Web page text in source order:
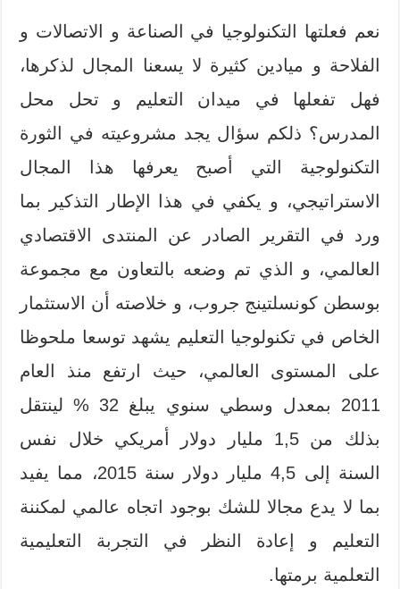
نعم فعلتها التكنولوجيا في الصناعة و الاتصالات و
الفلاحة و ميادين كثيرة لا يسعنا المجال لذكرها،
فهل تفعلها في ميدان التعليم و تحل محل
المدرس؟ ذلكم سؤال يجد مشروعيته في الثورة
التكنولوجية التي أصبح يعرفها هذا المجال
الاستراتيجي، و يكفي في هذا الإطار التذكير بما
ورد في التقرير الصادر عن المنتدى الاقتصادي
العالمي، و الذي تم وضعه بالتعاون مع مجموعة
بوسطن كونسلتينج جروب، و خلاصته أن الاستثمار
الخاص في تكنولوجيا التعليم يشهد توسعا ملحوظا
على المستوى العالمي، حيث ارتفع منذ العام
2011 بمعدل وسطي سنوي يبلغ 32 % لينتقل
بذلك من 1,5 مليار دولار أمريكي خلال نفس
السنة إلى 4,5 مليار دولار سنة 2015، مما يفيد
بما لا يدع مجالا للشك بوجود اتجاه عالمي لمكننة
التعليم و إعادة النظر في التجربة التعليمية
التعلمية برمتها.